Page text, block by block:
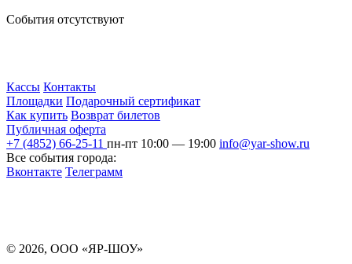
События отсутствуют
Кассы Контакты
Площадки Подарочный сертификат
Как купить Возврат билетов
Публичная оферта
+7 (4852) 66-25-11 пн-пт 10:00 — 19:00 info@yar-show.ru
Все события города:
Вконтакте Телеграмм
© 2026, ООО «ЯР-ШОУ»